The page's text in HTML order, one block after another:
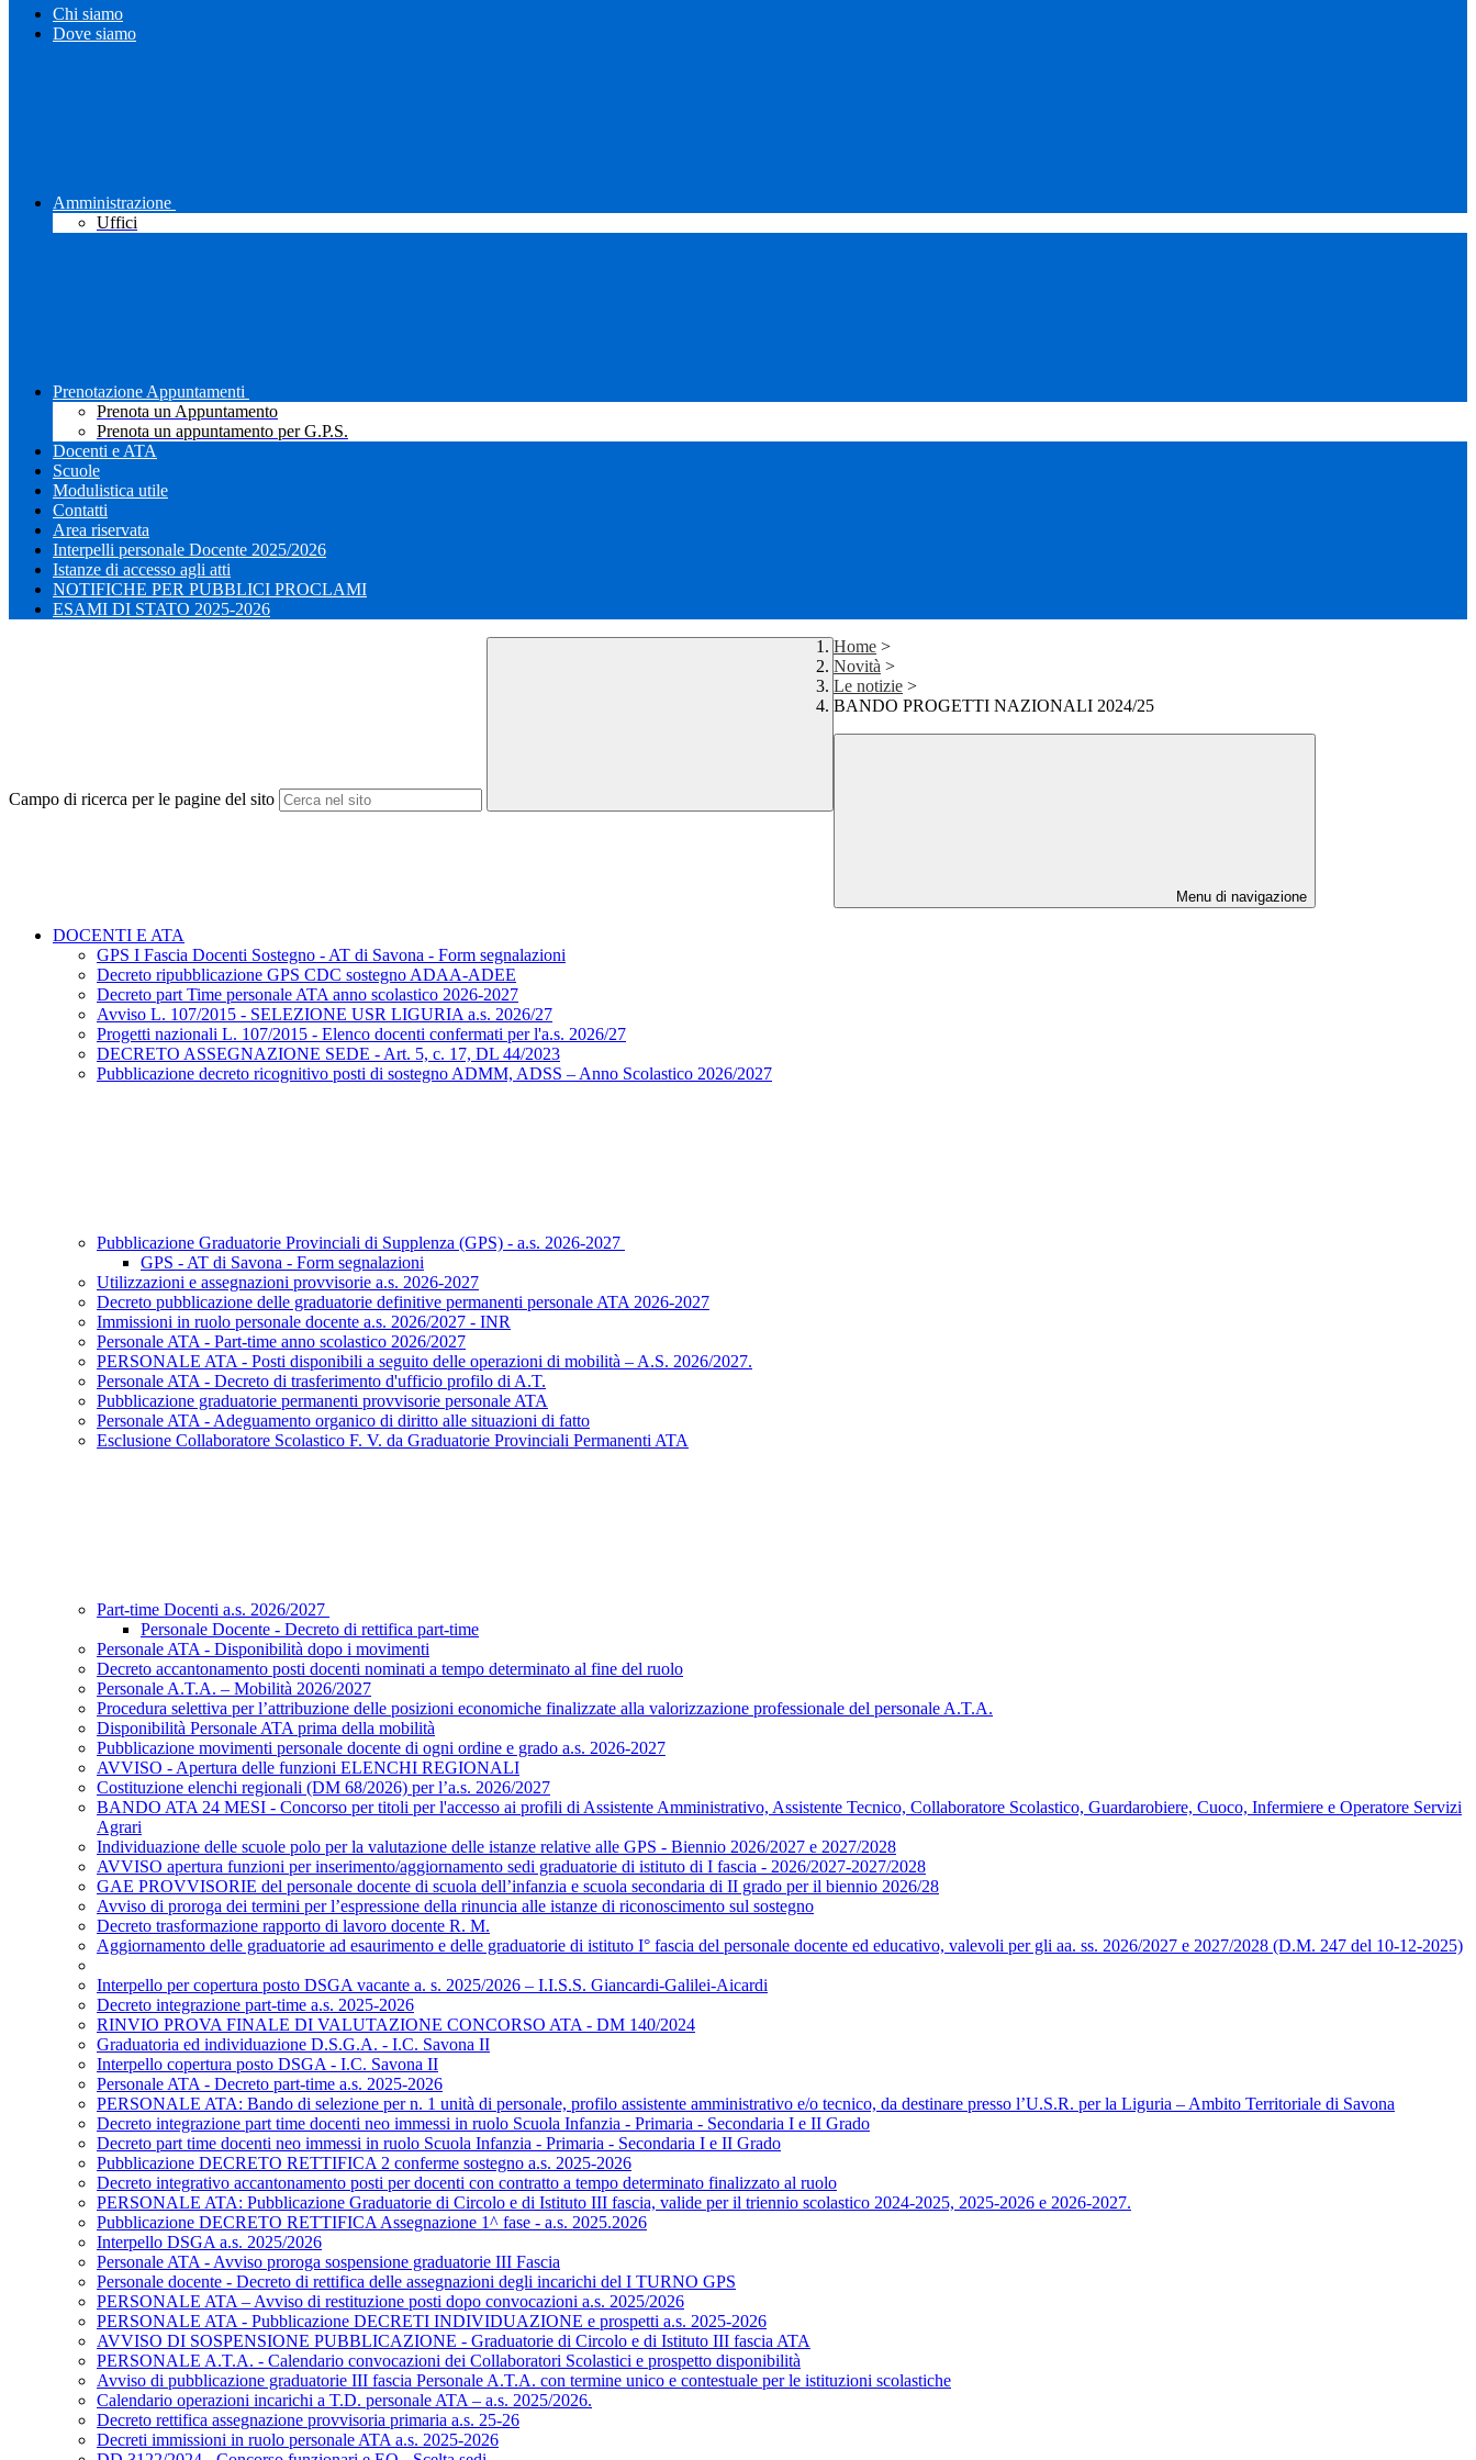
Chi siamo
Dove siamo
Amministrazione
Uffici
Prenotazione Appuntamenti
Prenota un Appuntamento
Prenota un appuntamento per G.P.S.
Docenti e ATA
Scuole
Modulistica utile
Contatti
Area riservata
Interpelli personale Docente 2025/2026
Istanze di accesso agli atti
NOTIFICHE PER PUBBLICI PROCLAMI
ESAMI DI STATO 2025-2026
Campo di ricerca per le pagine del sito
Home >
Novità >
Le notizie >
BANDO PROGETTI NAZIONALI 2024/25
Menu di navigazione
DOCENTI E ATA
GPS I Fascia Docenti Sostegno - AT di Savona - Form segnalazioni
Decreto ripubblicazione GPS CDC sostegno ADAA-ADEE
Decreto part Time personale ATA anno scolastico 2026-2027
Avviso L. 107/2015 - SELEZIONE USR LIGURIA a.s. 2026/27
Progetti nazionali L. 107/2015 - Elenco docenti confermati per l'a.s. 2026/27
DECRETO ASSEGNAZIONE SEDE - Art. 5, c. 17, DL 44/2023
Pubblicazione decreto ricognitivo posti di sostegno ADMM, ADSS – Anno Scolastico 2026/2027
Pubblicazione Graduatorie Provinciali di Supplenza (GPS) - a.s. 2026-2027
GPS - AT di Savona - Form segnalazioni
Utilizzazioni e assegnazioni provvisorie a.s. 2026-2027
Decreto pubblicazione delle graduatorie definitive permanenti personale ATA 2026-2027
Immissioni in ruolo personale docente a.s. 2026/2027 - INR
Personale ATA - Part-time anno scolastico 2026/2027
PERSONALE ATA - Posti disponibili a seguito delle operazioni di mobilità – A.S. 2026/2027.
Personale ATA - Decreto di trasferimento d'ufficio profilo di A.T.
Pubblicazione graduatorie permanenti provvisorie personale ATA
Personale ATA - Adeguamento organico di diritto alle situazioni di fatto
Esclusione Collaboratore Scolastico F. V. da Graduatorie Provinciali Permanenti ATA
Part-time Docenti a.s. 2026/2027
Personale Docente - Decreto di rettifica part-time
Personale ATA - Disponibilità dopo i movimenti
Decreto accantonamento posti docenti nominati a tempo determinato al fine del ruolo
Personale A.T.A. – Mobilità 2026/2027
Procedura selettiva per l’attribuzione delle posizioni economiche finalizzate alla valorizzazione professionale del personale A.T.A.
Disponibilità Personale ATA prima della mobilità
Pubblicazione movimenti personale docente di ogni ordine e grado a.s. 2026-2027
AVVISO - Apertura delle funzioni ELENCHI REGIONALI
Costituzione elenchi regionali (DM 68/2026) per l’a.s. 2026/2027
BANDO ATA 24 MESI - Concorso per titoli per l'accesso ai profili di Assistente Amministrativo, Assistente Tecnico, Collaboratore Scolastico, Guardarobiere, Cuoco, Infermiere e Operatore Servizi
Agrari
Individuazione delle scuole polo per la valutazione delle istanze relative alle GPS - Biennio 2026/2027 e 2027/2028
AVVISO apertura funzioni per inserimento/aggiornamento sedi graduatorie di istituto di I fascia - 2026/2027-2027/2028
GAE PROVVISORIE del personale docente di scuola dell’infanzia e scuola secondaria di II grado per il biennio 2026/28
Avviso di proroga dei termini per l’espressione della rinuncia alle istanze di riconoscimento sul sostegno
Decreto trasformazione rapporto di lavoro docente R. M.
Aggiornamento delle graduatorie ad esaurimento e delle graduatorie di istituto I° fascia del personale docente ed educativo, valevoli per gli aa. ss. 2026/2027 e 2027/2028 (D.M. 247 del 10-12-2025)
Interpello per copertura posto DSGA vacante a. s. 2025/2026 – I.I.S.S. Giancardi-Galilei-Aicardi
Decreto integrazione part-time a.s. 2025-2026
RINVIO PROVA FINALE DI VALUTAZIONE CONCORSO ATA - DM 140/2024
Graduatoria ed individuazione D.S.G.A. - I.C. Savona II
Interpello copertura posto DSGA - I.C. Savona II
Personale ATA - Decreto part-time a.s. 2025-2026
PERSONALE ATA: Bando di selezione per n. 1 unità di personale, profilo assistente amministrativo e/o tecnico, da destinare presso l’U.S.R. per la Liguria – Ambito Territoriale di Savona
Decreto integrazione part time docenti neo immessi in ruolo Scuola Infanzia - Primaria - Secondaria I e II Grado
Decreto part time docenti neo immessi in ruolo Scuola Infanzia - Primaria - Secondaria I e II Grado
Pubblicazione DECRETO RETTIFICA 2 conferme sostegno a.s. 2025-2026
Decreto integrativo accantonamento posti per docenti con contratto a tempo determinato finalizzato al ruolo
PERSONALE ATA: Pubblicazione Graduatorie di Circolo e di Istituto III fascia, valide per il triennio scolastico 2024-2025, 2025-2026 e 2026-2027.
Pubblicazione DECRETO RETTIFICA Assegnazione 1^ fase - a.s. 2025.2026
Interpello DSGA a.s. 2025/2026
Personale ATA - Avviso proroga sospensione graduatorie III Fascia
Personale docente - Decreto di rettifica delle assegnazioni degli incarichi del I TURNO GPS
PERSONALE ATA – Avviso di restituzione posti dopo convocazioni a.s. 2025/2026
PERSONALE ATA - Pubblicazione DECRETI INDIVIDUAZIONE e prospetti a.s. 2025-2026
AVVISO DI SOSPENSIONE PUBBLICAZIONE - Graduatorie di Circolo e di Istituto III fascia ATA
PERSONALE A.T.A. - Calendario convocazioni dei Collaboratori Scolastici e prospetto disponibilità
Avviso di pubblicazione graduatorie III fascia Personale A.T.A. con termine unico e contestuale per le istituzioni scolastiche
Calendario operazioni incarichi a T.D. personale ATA – a.s. 2025/2026.
Decreto rettifica assegnazione provvisoria primaria a.s. 25-26
Decreti immissioni in ruolo personale ATA a.s. 2025-2026